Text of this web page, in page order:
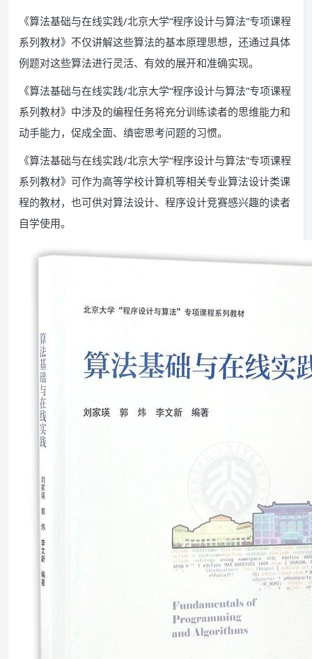
《算法基础与在线实践/北京大学“程序设计与算法”专项课程
系列教材》不仅讲解这些算法的基本原理思想，还通过具体
例题对这些算法进行灵活、有效的展开和准确实现。
《算法基础与在线实践/北京大学“程序设计与算法”专项课程
系列教材》中涉及的编程任务将充分训练读者的思维能力和
动手能力，促成全面、缜密思考问题的习惯。
《算法基础与在线实践/北京大学“程序设计与算法”专项课程
系列教材》可作为高等学校计算机等相关专业算法设计类课
程的教材，也可供对算法设计、程序设计竞赛感兴趣的读者
自学使用。